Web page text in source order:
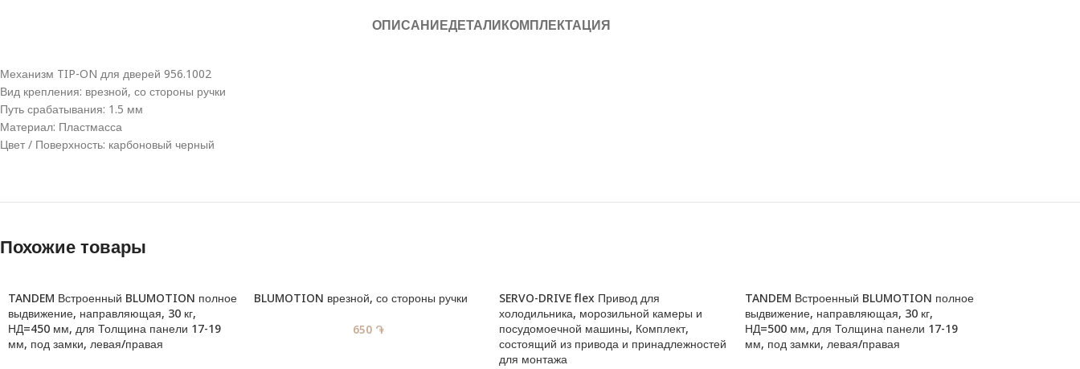
ОПИСАНИЕДЕТАЛИКОМПЛЕКТАЦИЯ
Механизм TIP-ON для дверей 956.1002
Вид крепления: врезной, со стороны ручки
Путь срабатывания: 1.5 мм
Материал: Пластмасса
Цвет / Поверхность: карбоновый черный
Похожие товары
TANDEM Встроенный BLUMOTION полное
выдвижение, направляющая , 30 кг,
НД=450 мм, для Толщина панели 17-19
мм, под замки, левая/правая
BLUMOTION врезной, со стороны ручки
650 ֏
SERVO-DRIVE flex Привод для
холодильника, морозильной камеры и
посудомоечной машины, Комплект,
состоящий из привода и принадлежностей
для монтажа
TANDEM Встроенный BLUMOTION полное
выдвижение, направляющая , 30 кг,
НД=500 мм, для Толщина панели 17-19
мм, под замки, левая/правая